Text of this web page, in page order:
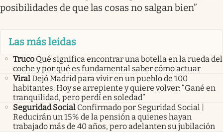
posibilidades de que las cosas no salgan bien”
Las más leidas
Truco Qué significa encontrar una botella en la rueda del
coche y por qué es fundamental saber cómo actuar
ViralDejó Madrid para vivir en un pueblo de 100
habitantes. Hoy se arrepiente y quiere volver: “Gané en
tranquilidad, pero perdí en soledad”
Seguridad Social Confirmado por Seguridad Social |
Reducirán un 15% de la pensión a quienes hayan
trabajado más de 40 años, pero adelanten su jubilación